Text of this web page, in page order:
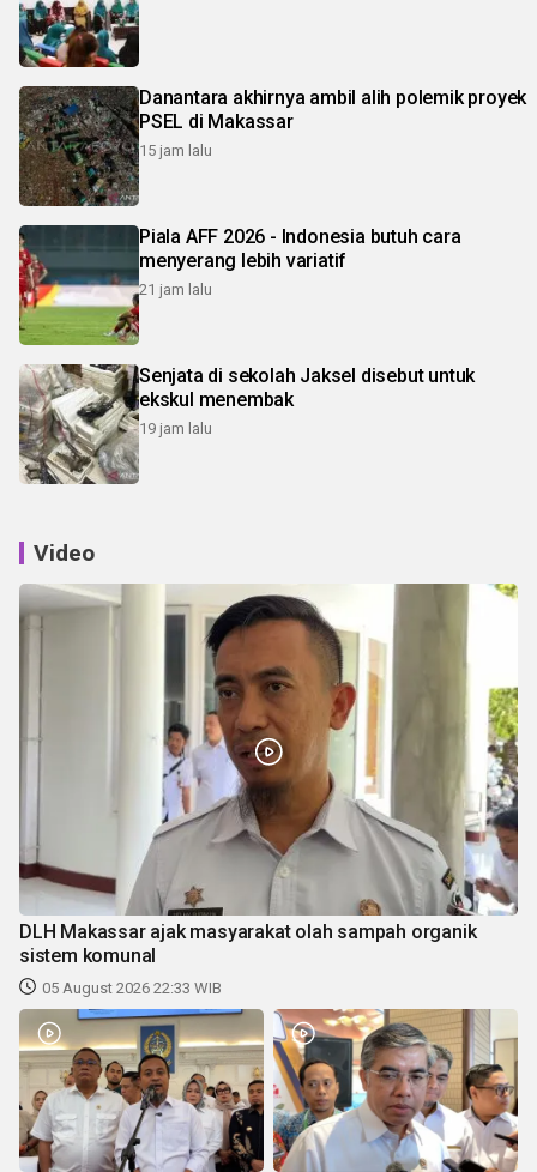
Danantara akhirnya ambil alih polemik proyek
PSEL di Makassar
15 jam lalu
Piala AFF 2026 - Indonesia butuh cara
menyerang lebih variatif
21 jam lalu
Senjata di sekolah Jaksel disebut untuk
ekskul menembak
19 jam lalu
Video
DLH Makassar ajak masyarakat olah sampah organik
sistem komunal
05 August 2026 22:33 WIB